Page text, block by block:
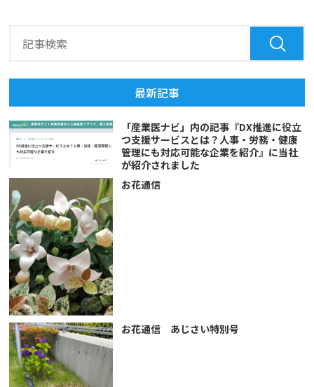
最新記事
「産業医ナビ」内の記事『DX推進に役立
つ支援サービスとは？人事・労務・健康
管理にも対応可能な企業を紹介』に当社
が紹介されました
お花通信
お花通信 あじさい特別号